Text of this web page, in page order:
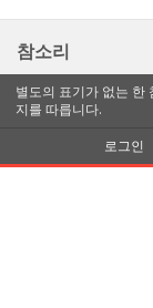
참소리
별도의 표기가 없는 한
지를 따릅니다.
로그인